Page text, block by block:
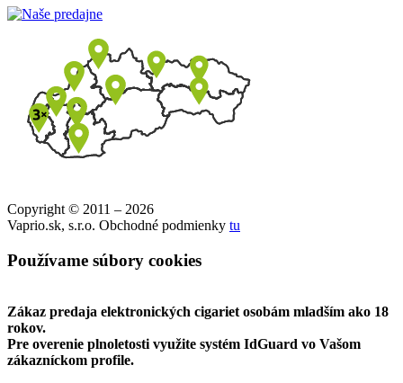
Copyright © 2011 – 2026
Vaprio.sk, s.r.o. Obchodné podmienky tu
Používame súbory cookies
Zákaz predaja elektronických cigariet osobám mladším ako 18
rokov.
Pre overenie plnoletosti využite systém IdGuard vo Vašom
zákazníckom profile.